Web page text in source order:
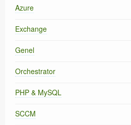
Azure
Exchange
Genel
Orchestrator
PHP & MySQL
SCCM